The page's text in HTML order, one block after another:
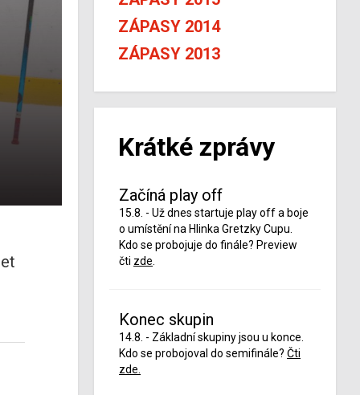
ZÁPASY 2014
ZÁPASY 2013
Krátké zprávy
Začíná play off
15.8. - Už dnes startuje play off a boje
o umístění na Hlinka Gretzky Cupu.
Kdo se probojuje do finále? Preview
čti zde
Konec skupin
14.8. - Základní skupiny jsou u konce.
Kdo se probojoval do semifinále? Čti
zde.